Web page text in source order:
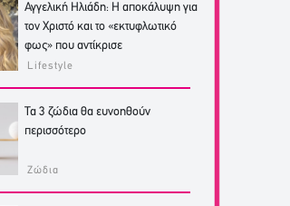
Αγγελική Ηλιάδη: Η αποκάλυψη για
τον Χριστό και το «εκτυφλωτικό
φως» που αντίκρισε
Lifestyle
Τα 3 ζώδια θα ευνοηθούν
περισσότερο
Ζώδια